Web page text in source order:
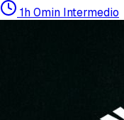
sino complementarios.
1h 0min Intermedio